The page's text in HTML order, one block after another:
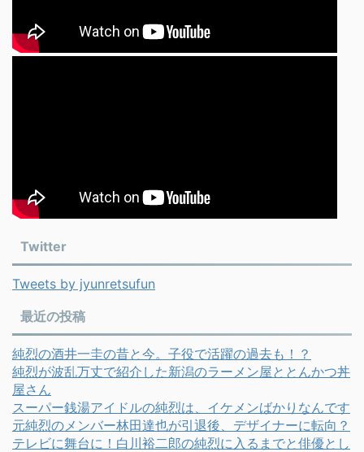
Twitter
Tweets by jyunretsufun
最近の投稿
純烈の酒井一圭の昔と今。子役で活躍の過去も！？
純烈が波乱万丈で紹介した新潟のラーメン屋ととんかつ丼
屋さん
スーパー銭湯アイドルの純烈は、イケメンばかりなんです
元純烈のメンバー林田達也が引退後、デザイナーに転向？
テレビに舞台に！白川裕二郎の純烈に入るまでと俳優とし